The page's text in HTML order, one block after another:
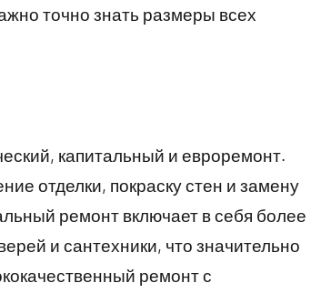
точно знать размеры всех
капитальный и евроремонт.
отделки, покраску стен и замену
ремонт включает в себя более
и сантехники, что значительно
ремонт с